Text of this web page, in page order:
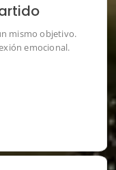
mismo objetivo.
emocional.
mismo objetivo.
emocional.